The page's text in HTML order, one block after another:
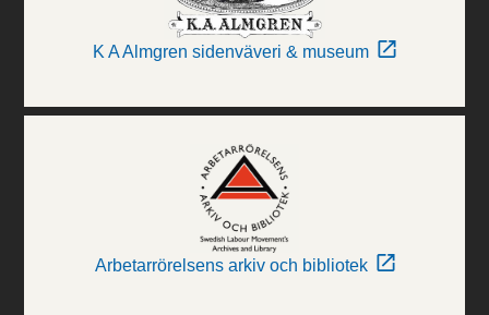
K A Almgren sidenväveri & museum
Arbetarrörelsens arkiv och bibliotek